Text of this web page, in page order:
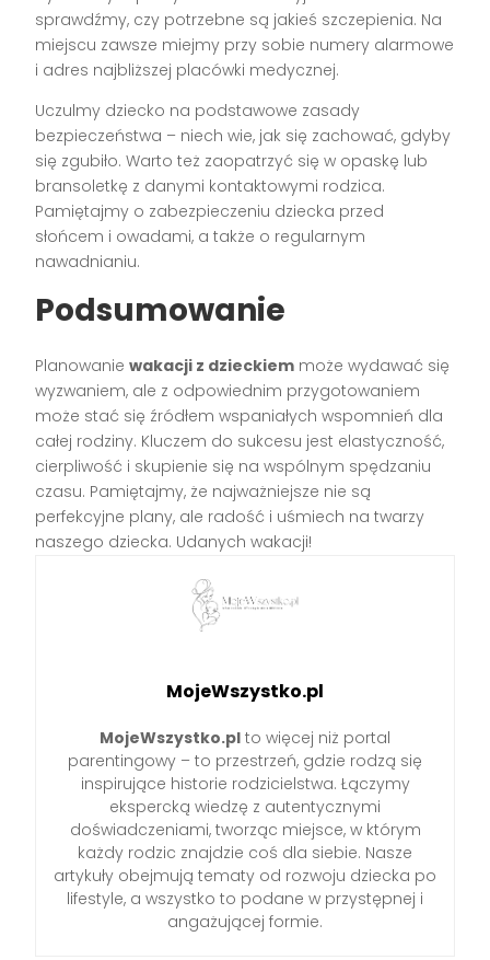
sprawdźmy, czy potrzebne są jakieś szczepienia. Na
miejscu zawsze miejmy przy sobie numery alarmowe
i adres najbliższej placówki medycznej.
Uczulmy dziecko na podstawowe zasady
bezpieczeństwa – niech wie, jak się zachować, gdyby
się zgubiło. Warto też zaopatrzyć się w opaskę lub
bransoletkę z danymi kontaktowymi rodzica.
Pamiętajmy o zabezpieczeniu dziecka przed
słońcem i owadami, a także o regularnym
nawadnianiu.
Podsumowanie
Planowaniewakacji z dzieckiem może wydawać się
wyzwaniem, ale z odpowiednim przygotowaniem
może stać się źródłem wspaniałych wspomnień dla
całej rodziny. Kluczem do sukcesu jest elastyczność,
cierpliwość i skupienie się na wspólnym spędzaniu
czasu. Pamiętajmy, że najważniejsze nie są
perfekcyjne plany, ale radość i uśmiech na twarzy
naszego dziecka. Udanych wakacji!
MojeWszystko.pl
MojeWszystko.pl to więcej niż portal
parentingowy – to przestrzeń, gdzie rodzą się
inspirujące historie rodzicielstwa. Łączymy
ekspercką wiedzę z autentycznymi
doświadczeniami, tworząc miejsce, w którym
każdy rodzic znajdzie coś dla siebie. Nasze
artykuły obejmują tematy od rozwoju dziecka po
lifestyle, a wszystko to podane w przystępnej i
angażującej formie.